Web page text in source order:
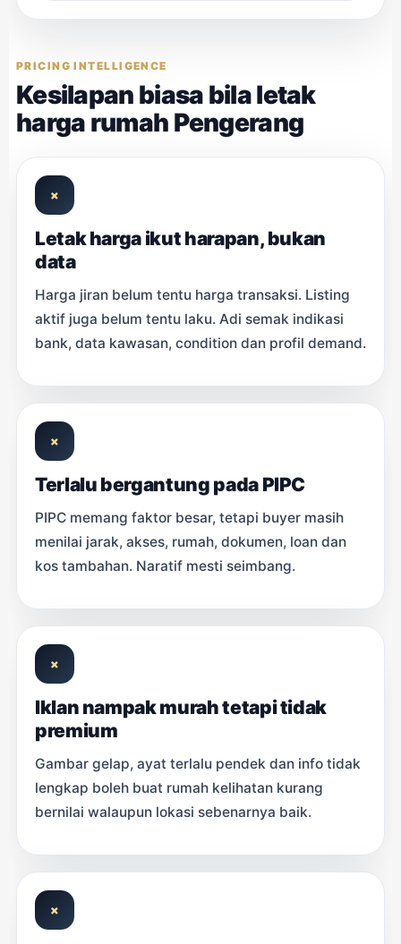
PRICING INTELLIGENCE
Kesilapan biasa bila letak
harga rumah Pengerang
×
Letak harga ikut harapan, bukan
data
Harga jiran belum tentu harga transaksi. Listing
aktif juga belum tentu laku. Adi semak indikasi
bank, data kawasan, condition dan profil demand.
×
Terlalu bergantung pada PIPC
PIPC memang faktor besar, tetapi buyer masih
menilai jarak, akses, rumah, dokumen, loan dan
kos tambahan. Naratif mesti seimbang.
×
Iklan nampak murah tetapi tidak
premium
Gambar gelap, ayat terlalu pendek dan info tidak
lengkap boleh buat rumah kelihatan kurang
bernilai walaupun lokasi sebenarnya baik.
×